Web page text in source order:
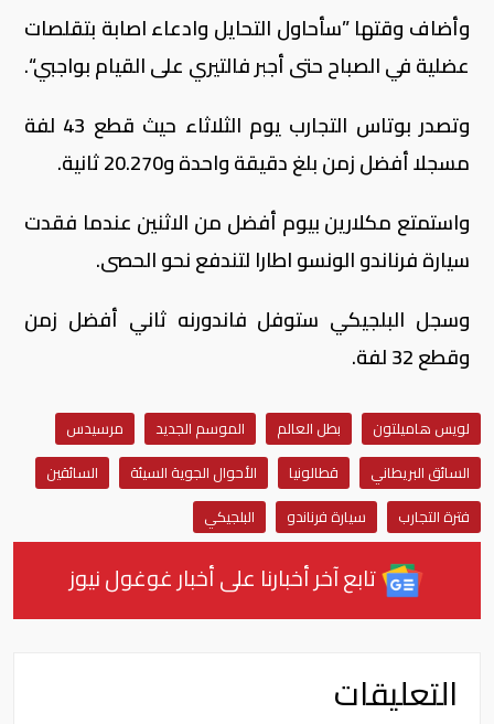
وأضاف وقتها ”سأحاول التحايل وادعاء اصابة بتقلصات
عضلية في الصباح حتى أجبر فالتيري على القيام بواجبي“.
وتصدر بوتاس التجارب يوم الثلاثاء حيث قطع 43 لفة
مسجلا أفضل زمن بلغ دقيقة واحدة و20.270 ثانية.
واستمتع مكلارين بيوم أفضل من الاثنين عندما فقدت
سيارة فرناندو الونسو اطارا لتندفع نحو الحصى.
وسجل البلجيكي ستوفل فاندورنه ثاني أفضل زمن
وقطع 32 لفة.
لويس هاميلتون بطل العالم الموسم الجديد
مرسيدس
السائق البريطاني
قطالونيا الأحوال الجوية السيئة
السائقين
فترة التجارب
سيارة فرناندو البلجيكي
تابع آخر أخبارنا على أخبار غوغول نيوز
التعليقات